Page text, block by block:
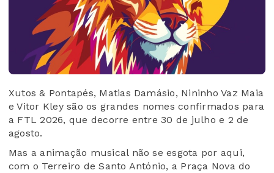
Xutos & Pontapés, Matias Damásio, Nininho Vaz Maia
e Vitor Kley são os grandes nomes confirmados para
a FTL 2026, que decorre entre 30 de julho e 2 de
agosto.
Mas a animação musical não se esgota por aqui,
com o Terreiro de Santo António, a Praça Nova do